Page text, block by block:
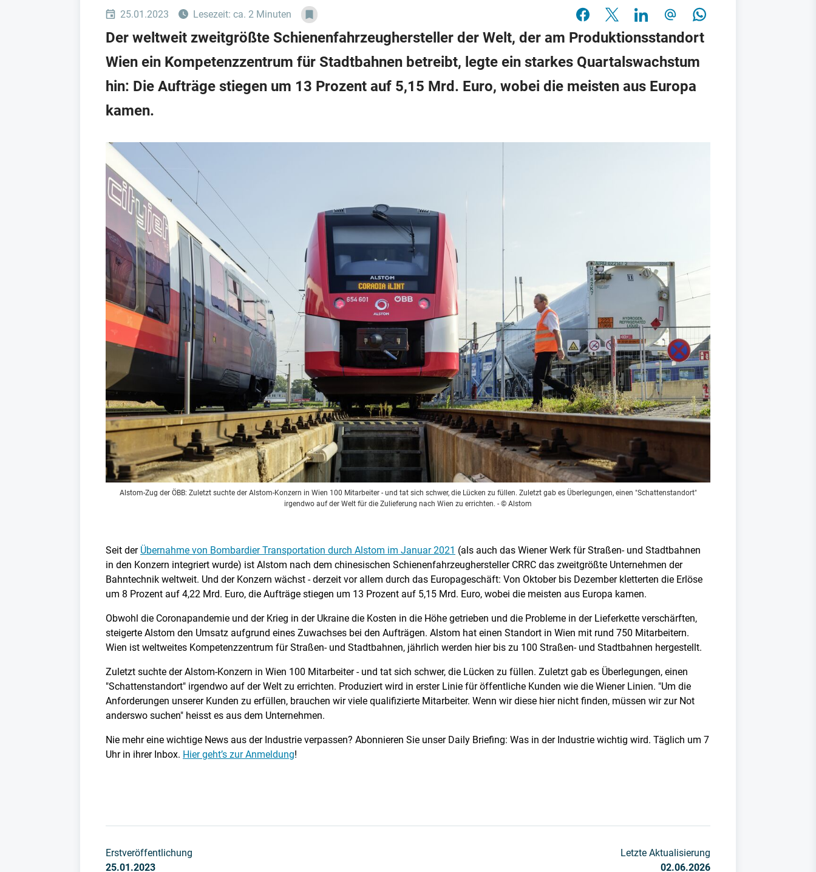
25.01.2023 Lesezeit: ca. 2 Minuten
Der weltweit zweitgrößte Schienenfahrzeughersteller der Welt, der am Produktionsstandort
Wien ein Kompetenzzentrum für Stadtbahnen betreibt, legte ein starkes Quartalswachstum
hin: Die Aufträge stiegen um 13 Prozent auf 5,15 Mrd. Euro, wobei die meisten aus Europa
kamen.
Alstom-Zug der ÖBB: Zuletzt suchte der Alstom-Konzern in Wien 100 Mitarbeiter - und tat sich schwer, die Lücken zu füllen. Zuletzt gab es Überlegungen, einen "Schattenstandort"
irgendwo auf der Welt für die Zulieferung nach Wien zu errichten. - © Alstom
Seit der Übernahme von Bombardier Transportation durch Alstom im Januar 2021 (als auch das Wiener Werk für Straßen- und Stadtbahnen
in den Konzern integriert wurde) ist Alstom nach dem chinesischen Schienenfahrzeughersteller CRRC das zweitgrößte Unternehmen der
Bahntechnik weltweit. Und der Konzern wächst - derzeit vor allem durch das Europageschäft: Von Oktober bis Dezember kletterten die Erlöse
um 8 Prozent auf 4,22 Mrd. Euro, die Aufträge stiegen um 13 Prozent auf 5,15 Mrd. Euro, wobei die meisten aus Europa kamen.
Obwohl die Coronapandemie und der Krieg in der Ukraine die Kosten in die Höhe getrieben und die Probleme in der Lieferkette verschärften,
steigerte Alstom den Umsatz aufgrund eines Zuwachses bei den Aufträgen. Alstom hat einen Standort in Wien mit rund 750 Mitarbeitern.
Wien ist weltweites Kompetenzzentrum für Straßen- und Stadtbahnen, jährlich werden hier bis zu 100 Straßen- und Stadtbahnen hergestellt.
Zuletzt suchte der Alstom-Konzern in Wien 100 Mitarbeiter - und tat sich schwer, die Lücken zu füllen. Zuletzt gab es Überlegungen, einen
"Schattenstandort" irgendwo auf der Welt zu errichten. Produziert wird in erster Linie für öffentliche Kunden wie die Wiener Linien. "Um die
Anforderungen unserer Kunden zu erfüllen, brauchen wir viele qualifizierte Mitarbeiter. Wenn wir diese hier nicht finden, müssen wir zur Not
anderswo suchen" heisst es aus dem Unternehmen.
Nie mehr eine wichtige News aus der Industrie verpassen? Abonnieren Sie unser Daily Briefing: Was in der Industrie wichtig wird. Täglich um 7
Uhr in ihrer Inbox. Hier geht’s zur Anmeldung!
Erstveröffentlichung
25.01.2023
Letzte Aktualisierung
02.06.2026